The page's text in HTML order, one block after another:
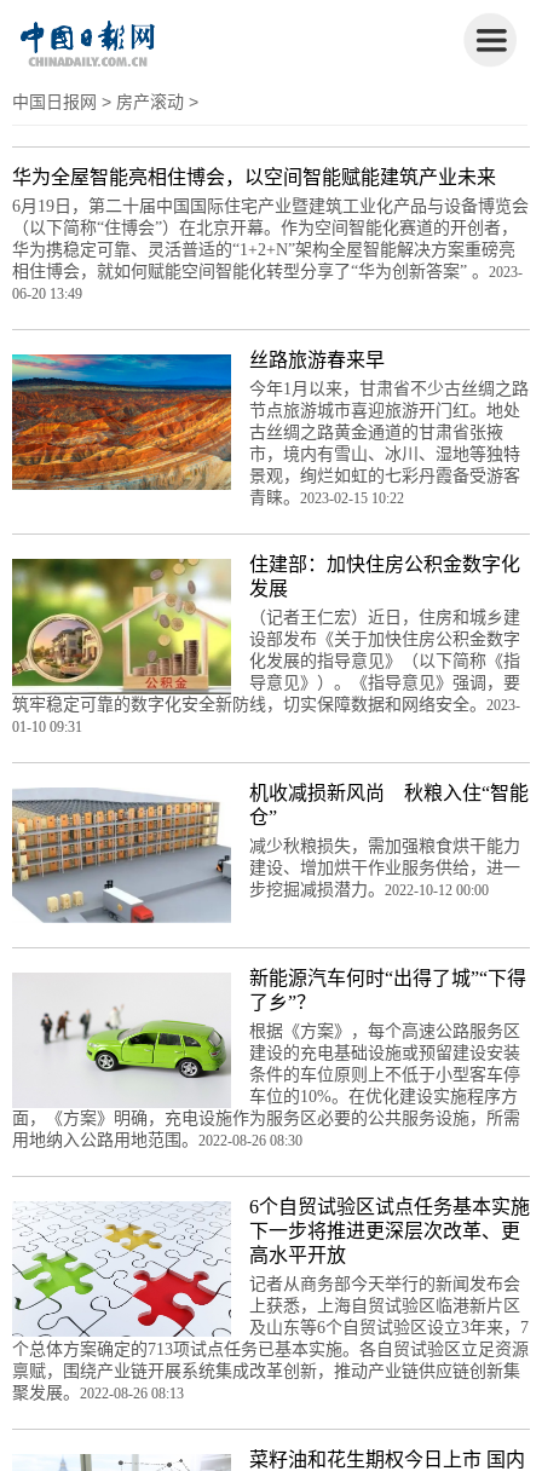
中国日报网 > 房产滚动 >
华为全屋智能亮相住博会，以空间智能赋能建筑产业未来
6月19日，第二十届中国国际住宅产业暨建筑工业化产品与设备博览会
（以下简称“住博会”）在北京开幕。作为空间智能化赛道的开创者，
华为携稳定可靠、灵活普适的“1+2+N”架构全屋智能解决方案重磅亮
相住博会，就如何赋能空间智能化转型分享了“华为创新答案” 。 2023-
06-20 13:49
丝路旅游春来早
今年1月以来，甘肃省不少古丝绸之路
节点旅游城市喜迎旅游开门红。地处
古丝绸之路黄金通道的甘肃省张掖
市，境内有雪山、冰川、湿地等独特
景观，绚烂如虹的七彩丹霞备受游客
青睐。 2023-02-15 10:22
住建部：加快住房公积金数字化
发展
（记者王仁宏）近日，住房和城乡建
设部发布《关于加快住房公积金数字
化发展的指导意见》（以下简称《指
导意见》）。《指导意见》强调，要
筑牢稳定可靠的数字化安全新防线，切实保障数据和网络安全。 2023-
01-10 09:31
机收减损新风尚 秋粮入住“智能
仓”
减少秋粮损失，需加强粮食烘干能力
建设、增加烘干作业服务供给，进一
步挖掘减损潜力。 2022-10-12 00:00
新能源汽车何时“出得了城”“下得
了乡”？
根据《方案》，每个高速公路服务区
建设的充电基础设施或预留建设安装
条件的车位原则上不低于小型客车停
车位的10%。在优化建设实施程序方
面，《方案》明确，充电设施作为服务区必要的公共服务设施，所需
用地纳入公路用地范围。 2022-08-26 08:30
6个自贸试验区试点任务基本实施
下一步将推进更深层次改革、更
高水平开放
记者从商务部今天举行的新闻发布会
上获悉，上海自贸试验区临港新片区
及山东等6个自贸试验区设立3年来，7
个总体方案确定的713项试点任务已基本实施。各自贸试验区立足资源
禀赋，围绕产业链开展系统集成改革创新，推动产业链供应链创新集
聚发展。 2022-08-26 08:13
菜籽油和花生期权今日上市 国内